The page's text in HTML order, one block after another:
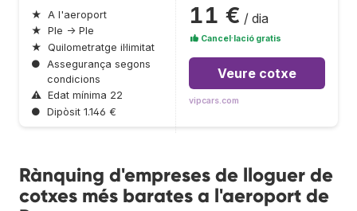
★ A l'aeroport
★ Ple → Ple
★ Quilometratge il·limitat
● Assegurança segons
condicions
⚠ Edat mínima 22
● Dipòsit 1.146 €
11 € / dia
Cancel·lació gratis
Veure cotxe
vipcars.com
Rànquing d'empreses de lloguer de
cotxes més barates a l'aeroport de